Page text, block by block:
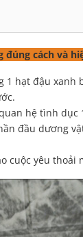
cách và
1 hạt đậu xanh
hệ tình dục
đầu dương
cuộc yêu thoải